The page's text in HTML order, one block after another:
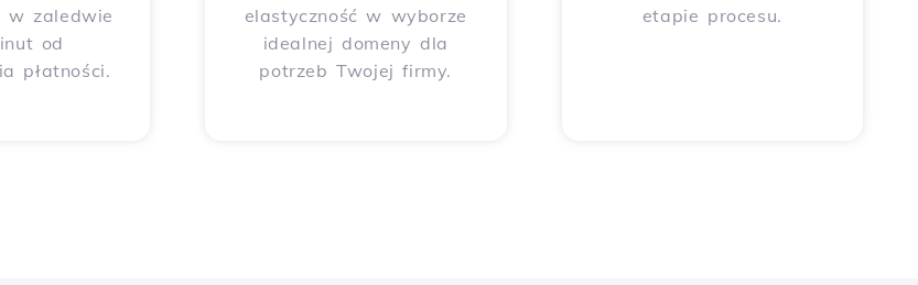
w zaledwie
od
płatności.
elastyczność w wyborze
idealnej domeny dla
potrzeb Twojej firmy.
etapie procesu.